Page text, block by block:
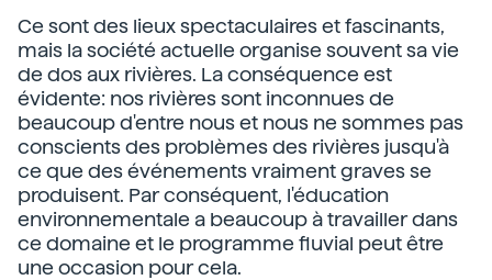
Ce sont des lieux spectaculaires et fascinants,
mais la société actuelle organise souvent sa vie
de dos aux rivières. La conséquence est
évidente: nos rivières sont inconnues de
beaucoup d'entre nous et nous ne sommes pas
conscients des problèmes des rivières jusqu'à
ce que des événements vraiment graves se
produisent. Par conséquent, l'éducation
environnementale a beaucoup à travailler dans
ce domaine et le programme fluvial peut être
une occasion pour cela.